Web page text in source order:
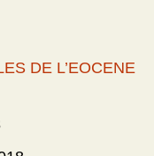
DE L’EOCENE